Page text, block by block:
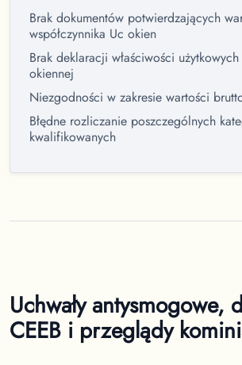
Brak dokumentów potwierdzających
współczynnika Uc okien
Brak deklaracji właściwości
okiennej
Niezgodności w zakresie wartości
Błędne rozliczanie poszczególnych
kwalifikowanych
Uchwały antysmogowe,
CEEB i przeglądy